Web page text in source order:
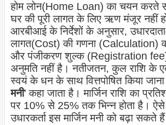
होम लोन(Home Loan) का चयन करते
घर की पूरी लागत के लिए ऋण मंजूर नहीं
आरबीआई के निर्देशों के अनुसार,
लागत(Cost) की गणना (Calculation)
और पंजीकरण शुल्क (Registration fee)
अनुमति नहीं है। नतीजतन, कुल राशि के
स्वयं के धन के साथ वित्तपोषित किया
मनी' कहा जाता है। मार्जिन राशि का
पर 10% से 25% तक भिन्न होता है।
उधारकर्ता इस मार्जिन मनी को बढ़ा सकते